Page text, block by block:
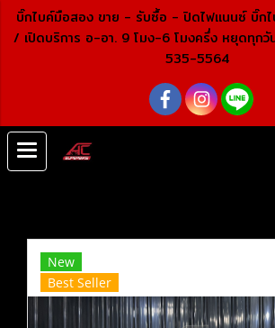
บิ๊กไบค์มือสอง ขาย - รับซื้อ - ปิดไฟแนนซ์ บิ๊กไ
/ เปิดบริการ อ-อา. 9 โมง-6 โมงครึ่ง หยุดทุก
535-5564
New
Best Seller